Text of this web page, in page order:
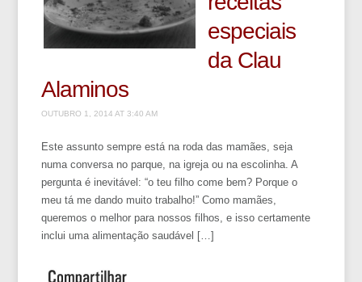
especiais
da Clau
Alaminos
OUTUBRO 1, 2014 AT 3:40 AM
Este assunto sempre está na roda das mamães, seja
numa conversa no parque, na igreja ou na escolinha. A
pergunta é inevitável: “o teu filho come bem? Porque o
meu tá me dando muito trabalho!” Como mamães,
queremos o melhor para nossos filhos, e isso certamente
inclui uma alimentação saudável […]